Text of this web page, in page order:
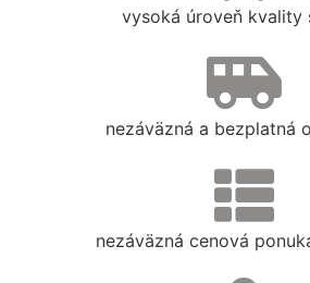
vysoká úroveň kvality
nezáväzná a bezplatná
nezáväzná cenová